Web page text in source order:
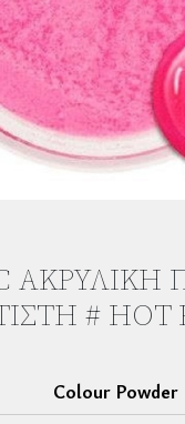
ΑΚΡΥΛΙΚΉ
# HOT
Colour Powder